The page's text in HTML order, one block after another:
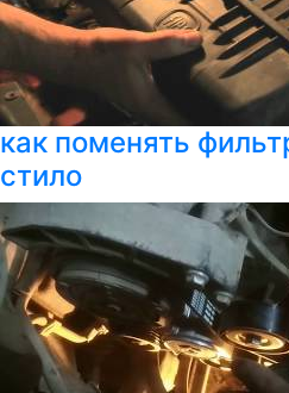
как поменять
стило